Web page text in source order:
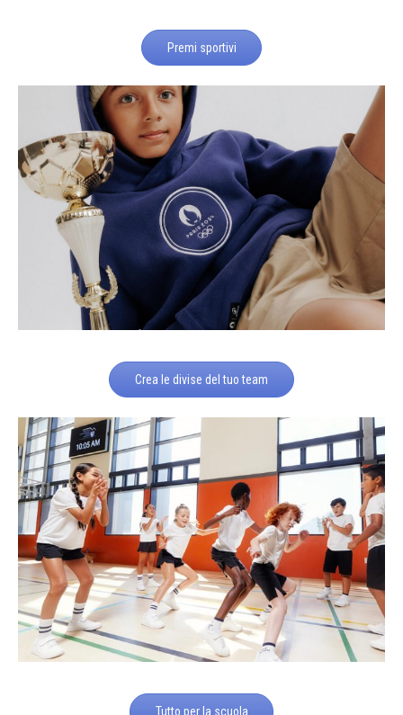
Premi sportivi
Crea le divise del tuo team
Tutto per la scuola